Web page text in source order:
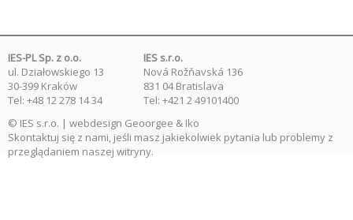
IES-PL Sp. z o.o.
ul. Działowskiego 13
30-399 Kraków
Tel: +48 12 278 14 34
IES s.r.o.
Nová Rožňavská 136
831 04 Bratislava
Tel: +421 2 49101400
© IES s.r.o. | webdesign Geoorgee & Iko
Skontaktuj się z nami, jeśli masz jakiekolwiek pytania lub problemy z
przeglądaniem naszej witryny.